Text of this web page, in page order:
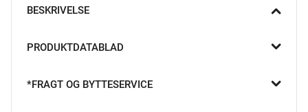
BESKRIVELSE
en farverig Brixton krukke fra ByOn.
Kan bruges både inde og ude
PRODUKTDATABLAD
*FRAGT OG BYTTESERVICE